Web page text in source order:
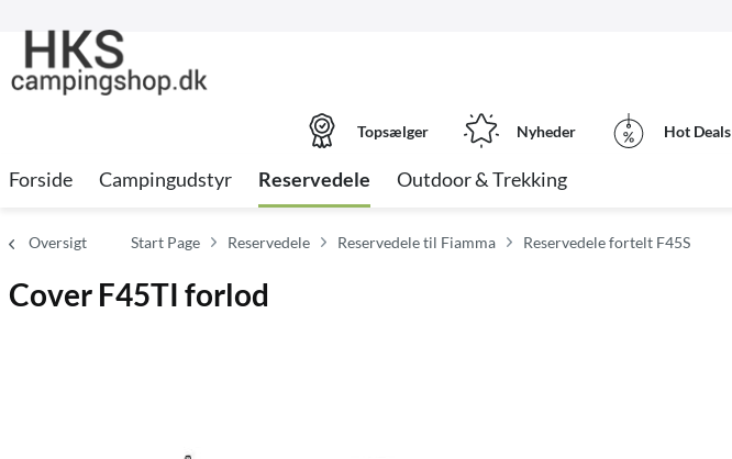
Topsælger Nyheder Hot Deals
Forside Campingudstyr Reservedele Outdoor & Trekking
Oversigt Start Page Reservedele Reservedele til Fiamma Reservedele fortelt F45S
Cover F45TI forlod